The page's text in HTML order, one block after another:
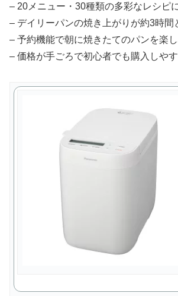
– 20メニュー・30種類の多彩なレシピ
– デイリーパンの焼き上がりが約3時間
– 予約機能で朝に焼きたてのパンを楽
– 価格が手ごろで初心者でも購入しや